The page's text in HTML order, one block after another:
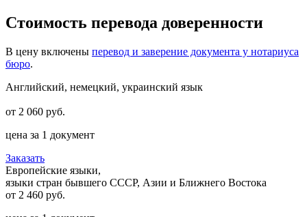
Стоимость перевода доверенности
В цену включены перевод и заверение документа у нотариуса
бюро.
Английский, немецкий, украинский язык
от 2 060 руб.
цена за 1 документ
Заказать
Европейские языки,
языки стран бывшего СССР, Азии и Ближнего Востока
от 2 460 руб.